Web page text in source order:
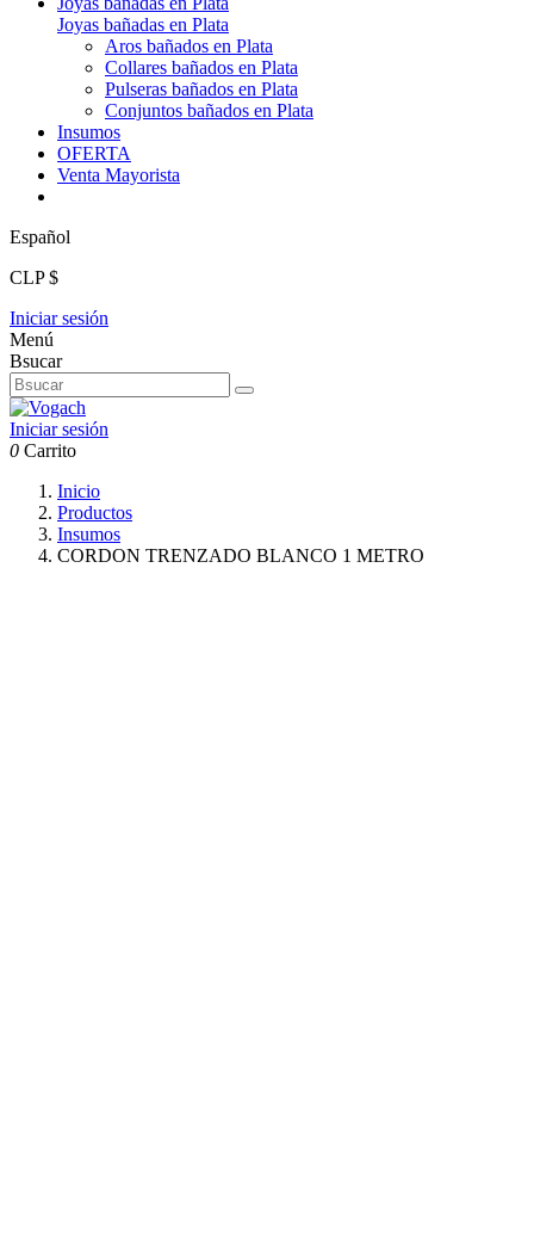
Joyas bañadas en Plata
Aros bañados en Plata
Collares bañados en Plata
Pulseras bañados en Plata
Conjuntos bañados en Plata
Insumos
OFERTA
Venta Mayorista
Español
CLP $
Iniciar sesión
Menú
Bsucar
Iniciar sesión
0 Carrito
Inicio
Productos
Insumos
CORDON TRENZADO BLANCO 1 METRO